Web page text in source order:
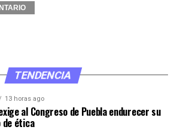
TENDENCIA
13 horas ago
al Congreso de Puebla endurecer su
de ética